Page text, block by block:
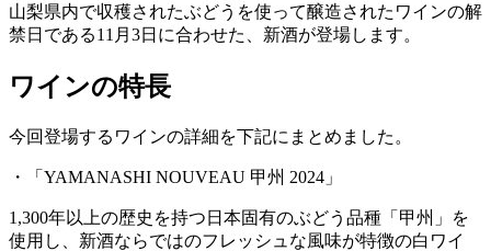
山梨県内で収穫されたぶどうを使って醸造されたワインの解
禁日である11月3日に合わせた、新酒が登場します。
ワインの特長
今回登場するワインの詳細を下記にまとめました。
・「YAMANASHI NOUVEAU 甲州 2024」
1,300年以上の歴史を持つ日本固有のぶどう品種「甲州」を
使用し、新酒ならではのフレッシュな風味が特徴の白ワイ